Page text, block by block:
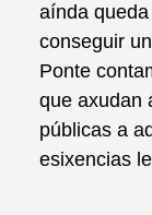
aínda
conseguir
Ponte
que axudan
públicas a
esixencias